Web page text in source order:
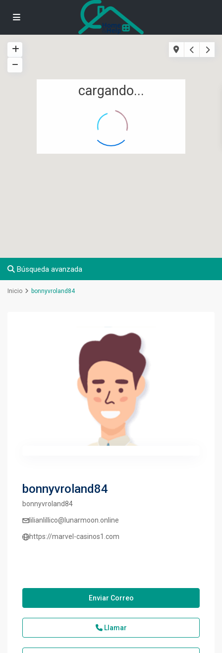
cargando...
Búsqueda avanzada
Inicio bonnyvroland84
bonnyvroland84
bonnyvroland84
lilianlillico@lunarmoon.online
https://marvel-casinos1.com
Enviar Correo
Llamar